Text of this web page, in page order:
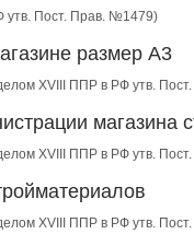
утв. Пост. Прав. №1479)
размер А3
XVIII ППР в РФ утв.
магазина
XVIII ППР в РФ утв.
XVIII ППР в РФ утв.